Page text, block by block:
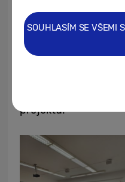
najednou uslyší
přejede vůz.„Pro
zvyklou na úderné
a internetu, to
projektu.
SOUHLASÍM SE VŠEMI